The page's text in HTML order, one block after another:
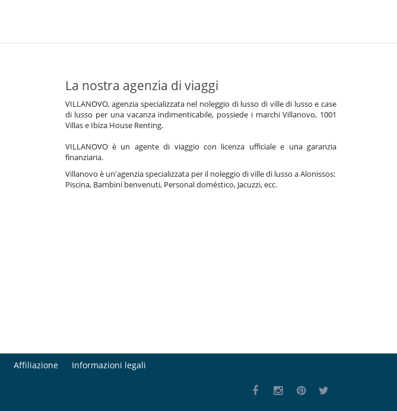
La nostra agenzia di viaggi
VILLANOVO, agenzia specializzata nel noleggio di lusso di ville di lusso e case
di lusso per una vacanza indimenticabile, possiede i marchi Villanovo, 1001
Villas e Ibiza House Renting.
VILLANOVO è un agente di viaggio con licenza ufficiale e una garanzia
finanziaria.
Villanovo è un'agenzia specializzata per il noleggio di ville di lusso a Alonissos:
Piscina, Bambini benvenuti, Personal doméstico, Jacuzzi, ecc.
Affiliazione Informazioni legali